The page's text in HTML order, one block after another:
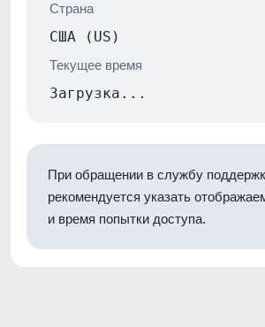
Страна
США (US)
Текущее время
Загрузка...
При обращении в службу
рекомендуется указать
и время попытки доступа.